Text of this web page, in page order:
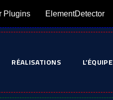
Plugins ElementDetector
RÉALISATIONS L’ÉQUIPE